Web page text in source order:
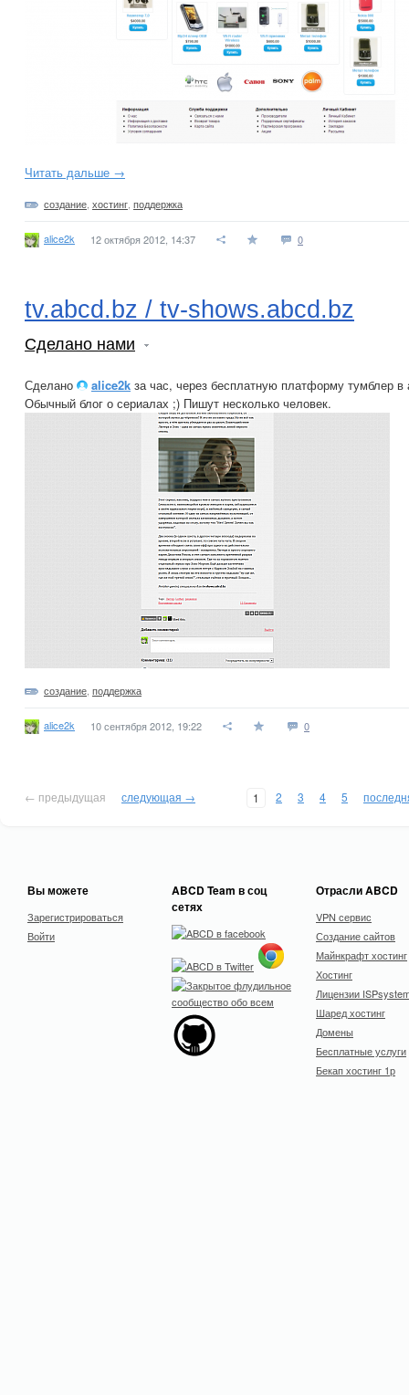
Читать дальше →
создание хостинг поддержка
alice2k 12 октября 2012, 14:37 0
tv.abcd.bz / tv-shows.abcd.bz
Сделано нами
Сделано alice2k за час, через бесплатную платформу тумблер в
Обычный блог о сериалах ;) Пишут несколько человек.
создание поддержка
alice2k 10 сентября 2012, 19:22 0
← предыдущая следующая → 1 2 3 4 5
Вы можете
Зарегистрироваться
Войти
ABCD Team в соц
сетях
Отрасли ABCD
VPN сервис
Создание сайтов
Майнкрафт хостинг
Хостинг
Лицензии
Шаред хостинг
Домены
Бесплатные услуги
Бекап хостинг 1р